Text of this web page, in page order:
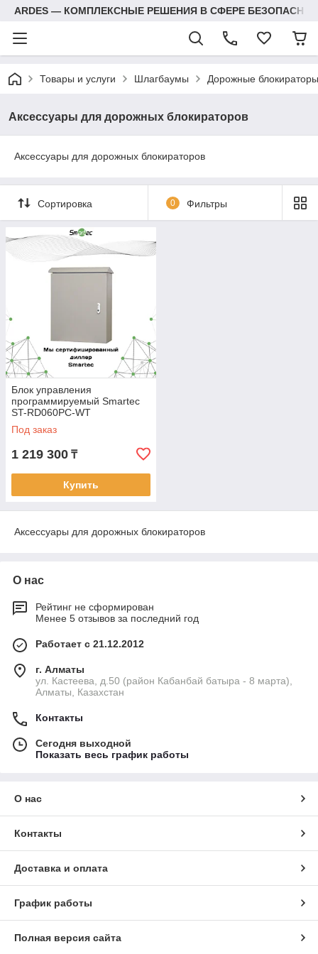
ARDES — КОМПЛЕКСНЫЕ РЕШЕНИЯ В СФЕРЕ
Товары и услуги Шлагбаумы Дорожные
Аксессуары для дорожных блокираторов
Аксессуары для дорожных блокираторов
Сортировка 0 Фильтры
Блок управления
программируемый Smartec
ST-RD060PC-WT
Под заказ
1 219 300 ₸
Купить
Аксессуары для дорожных блокираторов
О нас
Рейтинг не сформирован
Менее 5 отзывов за последний год
Работает с 21.12.2012
г. Алматы
ул. Кастеева, д.50 (район Кабанбай батыра - 8 марта),
Алматы, Казахстан
Контакты
Сегодня выходной
Показать весь график работы
О нас
Контакты
Доставка и оплата
График работы
Полная версия сайта